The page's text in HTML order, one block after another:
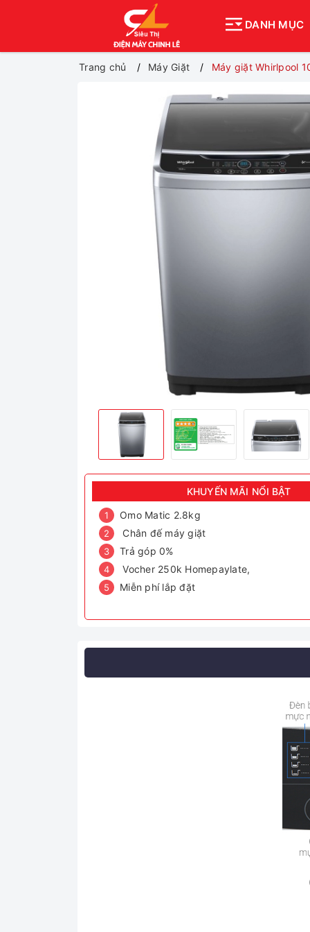
DANH MỤC
Trang chủ Máy Giặt Máy giặt Whirlpool
KHUYẾN MÃI NỔI BẬT
Omo Matic 2.8kg
Chân đế máy giặt
Trả góp 0%
Vocher 250k Homepaylate,
Miễn phí lắp đặt